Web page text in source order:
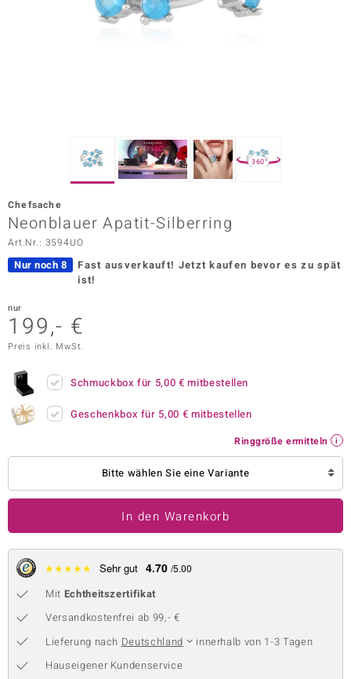
Vogue
BY DE MELO
Collection
360°
Chefsache
Neonblauer Apatit-Silberring
Art.Nr.: 3594UO
Nur noch 8 Fast ausverkauft! Jetzt kaufen bevor es zu spät
ist!
nur
199,- €
Preis inkl. MwSt.
Schmuckbox für 5,00 € mitbestellen
Geschenkbox für 5,00 € mitbestellen
Ringgröße ermitteln
Bitte wählen Sie eine Variante
In den Warenkorb
★★★★★ Sehr gut 4.70 /5.00
Mit Echtheitszertifikat
Versandkostenfrei ab 99,- €
Lieferung nach Deutschland
innerhalb von 1-3 Tagen
Hauseigener Kundenservice